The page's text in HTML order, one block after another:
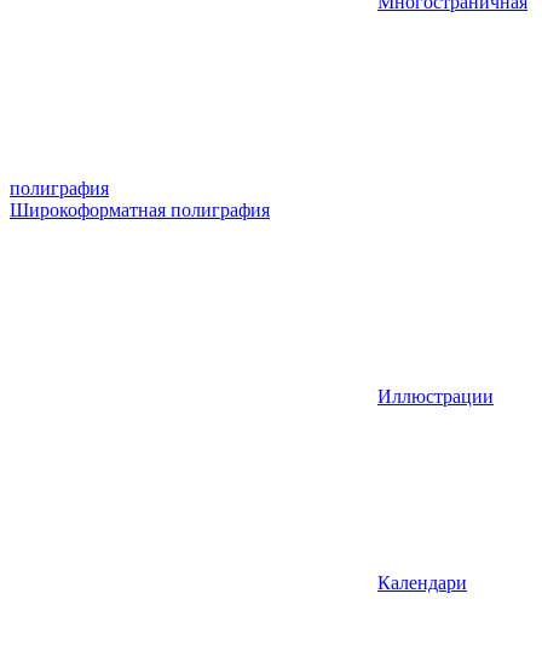
полиграфия
Широкоформатная полиграфия
Иллюстрации
Календари